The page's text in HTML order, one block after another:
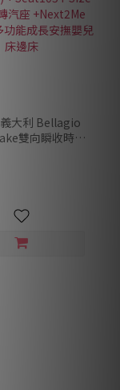
大利 Bellagio
雙向瞬收時尚